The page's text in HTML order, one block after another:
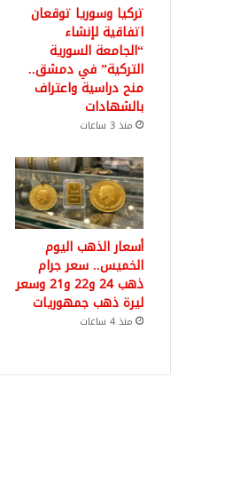
تركيا وسوريا توقعان
اتفاقية لإنشاء
“الجامعة السورية
التركية” في دمشق..
منح دراسية واعتراف
بالشهادات
منذ 3 ساعات
أسعار الذهب اليوم
الخميس.. سعر جرام
ذهب 24 و22 و21 وسعر
ليرة ذهب جمهوريات
منذ 4 ساعات